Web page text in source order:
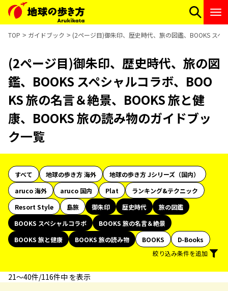
TOP ガイドブック (2ページ目)御朱印、歴史時代、旅の図鑑、BOOKS ス
(2ページ目)御朱印、歴史時代、旅の図
鑑、BOOKS スペシャルコラボ、BOO
KS 旅の名言＆絶景、BOOKS 旅と健
康、BOOKS 旅の読み物のガイドブッ
ク一覧
すべて 地球の歩き方 海外
地球の歩き方 Jシリーズ（国内）
aruco 海外
aruco 国内 Plat
ランキング&テクニック
Resort Style
島旅 御朱印 歴史時代
旅の図鑑
BOOKS スペシャルコラボ
BOOKS 旅の名言＆絶景
BOOKS 旅と健康
BOOKS 旅の読み物 BOOKS
D-Books
絞り込み条件を追加
21〜40件/116件中 を表示